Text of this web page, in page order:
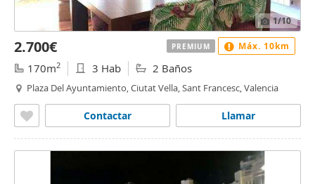
1/10
2.700€
170m2 3 Hab 2 Baños
Plaza Del Ayuntamiento, Ciutat Vella, Sant Francesc, Valencia
Llamar
Contactar
PREMIUM Máx. 10km